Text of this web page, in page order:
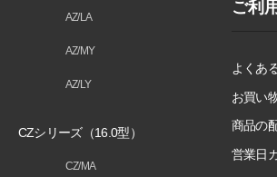
AZ/LA
AZ/MY
AZ/LY
CZシリーズ（16.0型）
CZ/MA
ご利
よくあ
お買い
商品の
営業日